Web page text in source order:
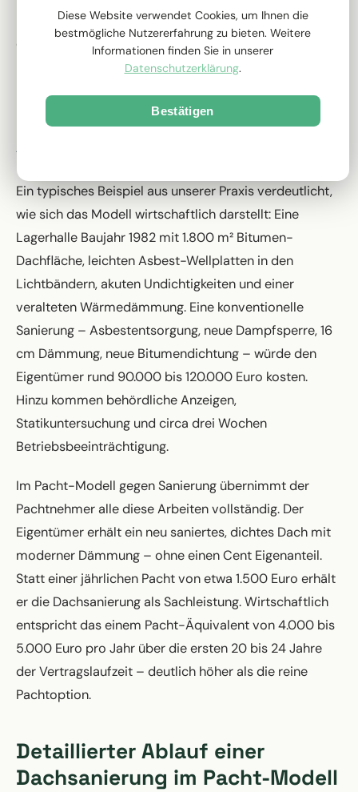
Differenz transparent kommuniziert und gemeinsam
eine Lösung erarbeitet.
Realistisches Beispielprojekt:
Hallendach 1.800 m² aus den
1980er Jahren
Ein typisches Beispiel aus unserer Praxis verdeutlicht,
wie sich das Modell wirtschaftlich darstellt: Eine
Lagerhalle Baujahr 1982 mit 1.800 m² Bitumen-
Dachfläche, leichten Asbest-Wellplatten in den
Lichtbändern, akuten Undichtigkeiten und einer
veralteten Wärmedämmung. Eine konventionelle
Sanierung – Asbestentsorgung, neue Dampfsperre, 16
cm Dämmung, neue Bitumendichtung – würde den
Eigentümer rund 90.000 bis 120.000 Euro kosten.
Hinzu kommen behördliche Anzeigen,
Statikuntersuchung und circa drei Wochen
Betriebsbeeinträchtigung.
Im Pacht-Modell gegen Sanierung übernimmt der
Pachtnehmer alle diese Arbeiten vollständig. Der
Eigentümer erhält ein neu saniertes, dichtes Dach mit
moderner Dämmung – ohne einen Cent Eigenanteil.
Statt einer jährlichen Pacht von etwa 1.500 Euro erhält
er die Dachsanierung als Sachleistung. Wirtschaftlich
entspricht das einem Pacht-Äquivalent von 4.000 bis
5.000 Euro pro Jahr über die ersten 20 bis 24 Jahre
der Vertragslaufzeit – deutlich höher als die reine
Pachtoption.
Detaillierter Ablauf einer
Dachsanierung im Pacht-Modell
Diese Website verwendet Cookies, um Ihnen die
bestmögliche Nutzererfahrung zu bieten. Weitere
Informationen finden Sie in unserer
Datenschutzerklärung.
Bestätigen